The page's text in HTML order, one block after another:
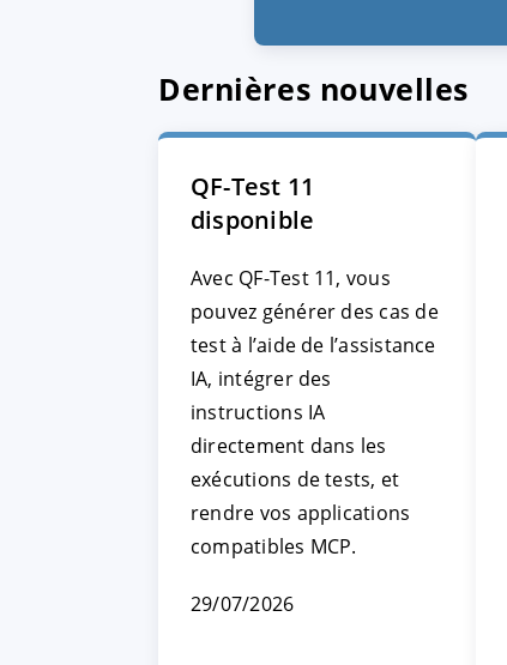
Dernières nouvelles
QF-Test 11
disponible
Avec QF-Test 11, vous
pouvez générer des cas de
test à l’aide de l’assistance
IA, intégrer des
instructions IA
directement dans les
exécutions de tests, et
rendre vos applications
compatibles MCP.
29/07/2026